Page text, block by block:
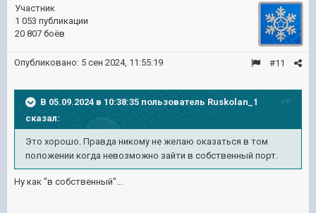
Участник
1 053 публикации
20 807 боёв
#11
Опубликовано: 5 сен 2024, 11:55:19
В 05.09.2024 в 10:38:35 пользователь Ruskolan_1
сказал:
Это хорошо. Правда никому не желаю оказаться в том
положении когда невозможно зайти в собственный порт.
Ну как "в собственный"...